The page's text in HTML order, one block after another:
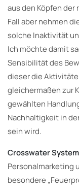
aus den Köpfen
Fall aber nehmen
solche Inaktivität
Ich möchte damit
Sensibilität des
dieser die
gleichermaßen zur
gewählten
Nachhaltigkeit in
sein wird.
Crosswater
Personalmarketing
besondere